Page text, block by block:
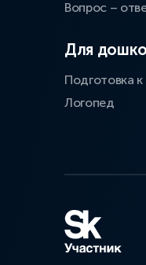
Вопрос –
Для
Подготовка
Логопед